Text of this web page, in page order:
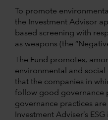
To promote
the Investment Advisor
based screening with
as weapons (the
The Fund promotes,
environmental and
that the companies in
follow good governance
governance practices
Investment Adviser’s